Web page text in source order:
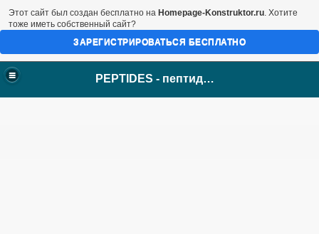
PEPTIDES - пептиды Хавинсона
Этот сайт был создан бесплатно на Homepage-Konstruktor.ru. Хотите
тоже иметь собственный сайт?
ЗАРЕГИСТРИРОВАТЬСЯ БЕСПЛАТНО